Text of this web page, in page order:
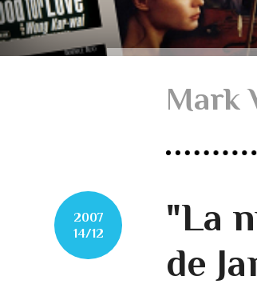
Mark
2007
14/12
"La
de